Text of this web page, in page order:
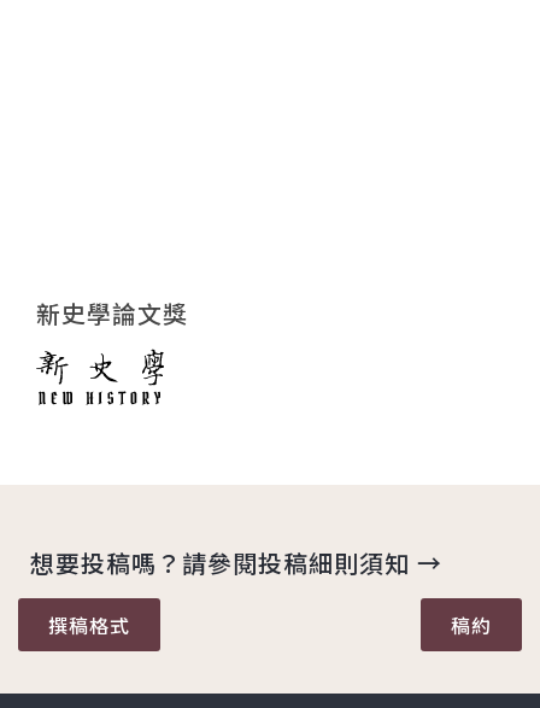
新史學論文獎
想要投稿嗎？請參閱投稿細則須知 →
撰稿格式 稿約